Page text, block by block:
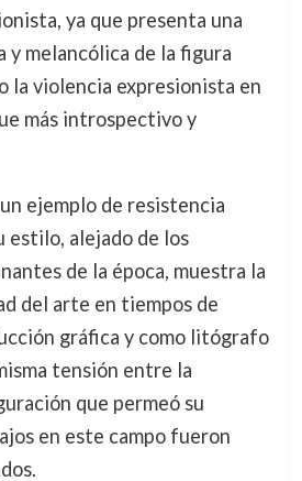
ya que presenta una
y melancólica de la figura
la violencia expresionista en
más introspectivo y
ejemplo de resistencia
estilo, alejado de los
de la época, muestra la
del arte en tiempos de
gráfica y como litógrafo
tensión entre la
que permeó su
en este campo fueron